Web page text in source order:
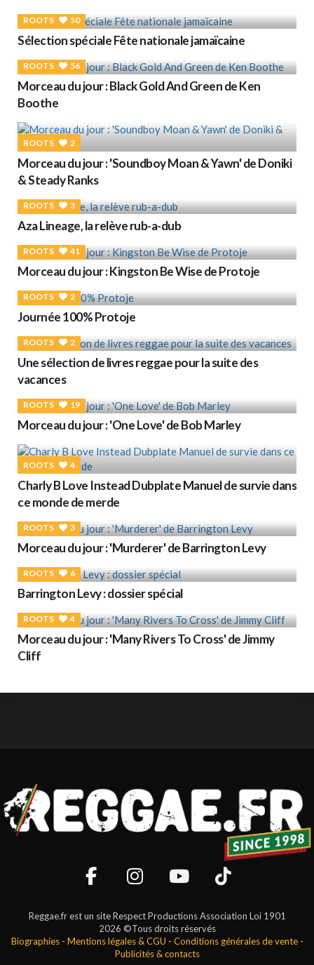
ROOTS 50
Sélection spéciale Fête nationale jamaïcaine
ROOTS 56
Morceau du jour : Black Gold And Green de Ken
Boothe
ROOTS 2
Morceau du jour : 'Soundboy Moan & Yawn' de Doniki
& Steady Ranks
ROOTS 3
Aza Lineage, la relève rub-a-dub
ROOTS 41
Morceau du jour : Kingston Be Wise de Protoje
ROOTS 2
Journée 100% Protoje
ROOTS 2
Une sélection de livres reggae pour la suite des
vacances
ROOTS 19
Morceau du jour : 'One Love' de Bob Marley
ROOTS 4
Charly B Love Instead Dubplate Manuel de survie dans
ce monde de merde
ROOTS 3
Morceau du jour : 'Murderer' de Barrington Levy
ROOTS 6
Barrington Levy : dossier spécial
ROOTS 4
Morceau du jour : 'Many Rivers To Cross' de Jimmy
Cliff
Reggae.fr est un site Respect Productions Association Loi 1901
2026 ©Tous droits réservés
Biographies- Mentions légales & CGU - Conditions générales de vente-
Publicités & contacts